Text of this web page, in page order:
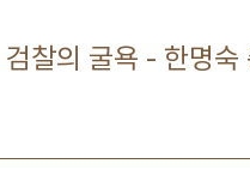
찰의 굴욕 - 한명숙